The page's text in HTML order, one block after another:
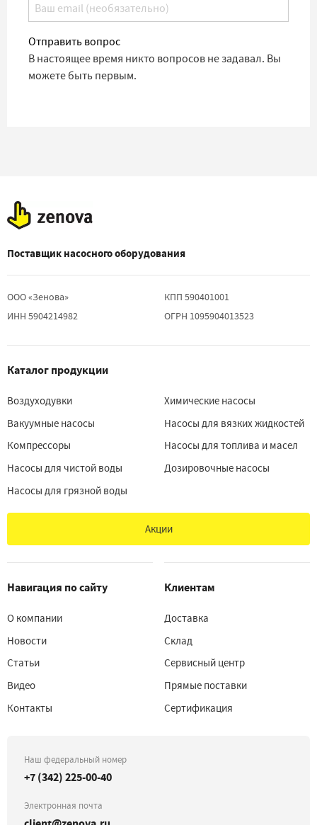
Отправить вопрос
В настоящее время никто вопросов не задавал. Вы
можете быть первым.
Поставщик насосного оборудования
ООО «Зенова»
ИНН 5904214982
КПП 590401001
ОГРН 1095904013523
Каталог продукции
Воздуходувки
Вакуумные насосы
Компрессоры
Насосы для чистой воды
Насосы для грязной воды
Химические насосы
Насосы для вязких жидкостей
Насосы для топлива и масел
Дозировочные насосы
Акции
Навигация по сайту
О компании
Новости
Статьи
Видео
Контакты
Клиентам
Доставка
Склад
Сервисный центр
Прямые поставки
Сертификация
Наш федеральный номер
+7 (342) 225-00-40
Электронная почта